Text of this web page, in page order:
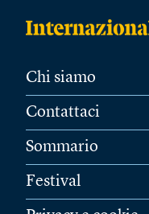
Chi siamo
Contattaci
Sommario
Festival